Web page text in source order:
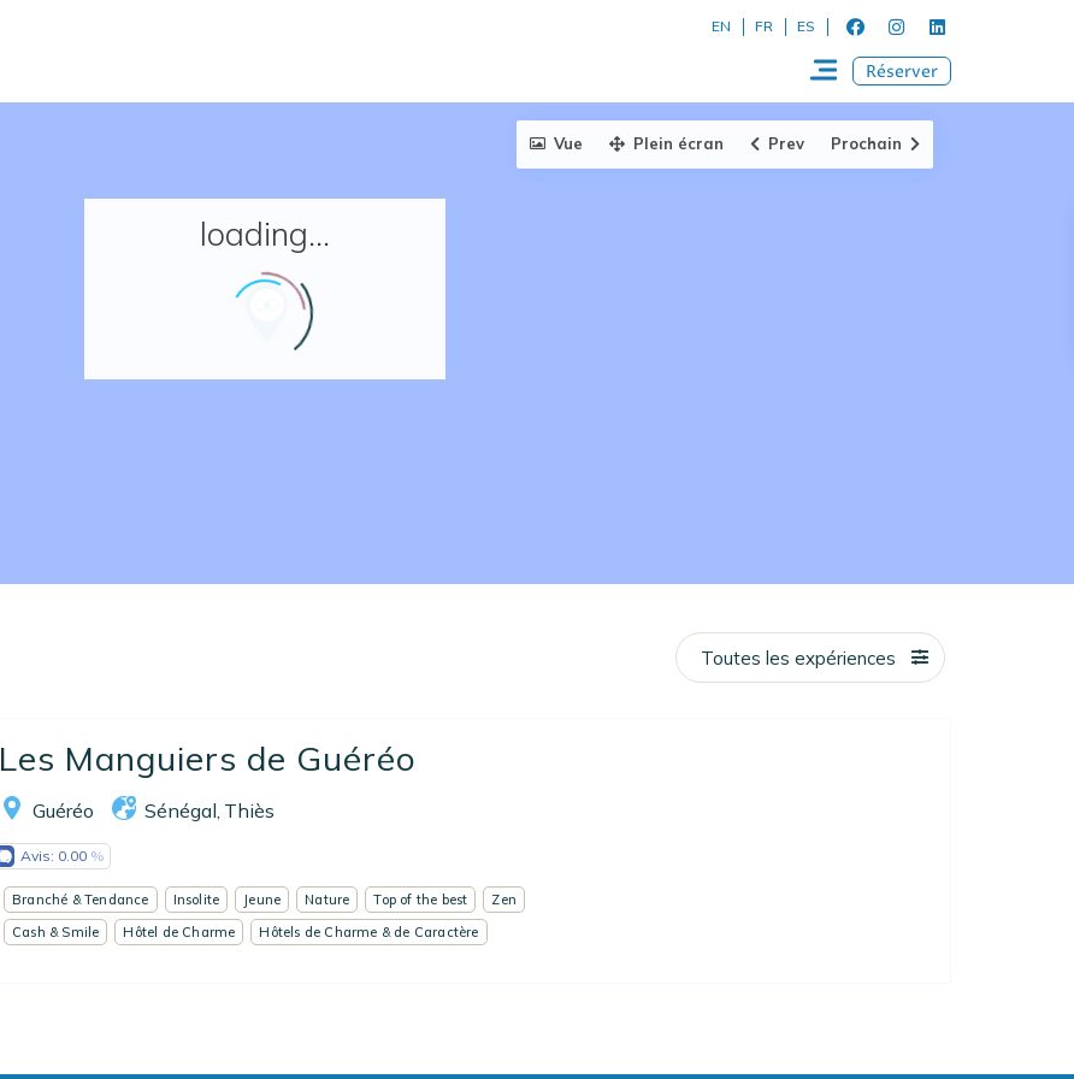
Réserver un séjour
EN FR ES
Réserver
loading...
Vue Plein écran Prev Prochain
Toutes les expériences
Les Manguiers de Guéréo
Guéréo Sénégal Thiès
Avis: 0.00
Branché & Tendance Insolite Jeune Nature Top of the best
Zen
Cash & Smile
Hôtel de Charme Hôtels de Charme & de Caractère